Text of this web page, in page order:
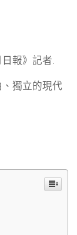
報》記者.
獨立的現代